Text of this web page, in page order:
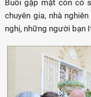
Buổi gặp mặt còn có
chuyên gia, nhà
nghị, những người bạn